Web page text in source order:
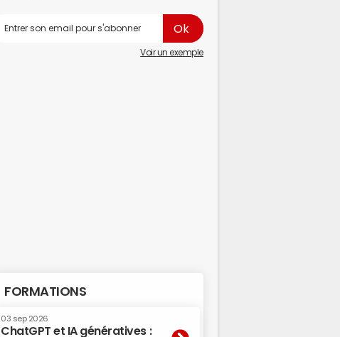
Voir un exemple
FORMATIONS
03 sep 2026
ChatGPT et IA génératives :